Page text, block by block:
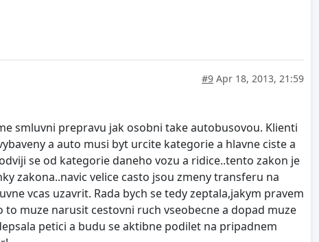
#9 Apr 18, 2013, 21:59
smluvni prepravu jak osobni take autobusovou. Klienti
a auto musi byt urcite kategorie a hlavne ciste a
se od kategorie daneho vozu a ridice..tento zakon je
zakona..navic velice casto jsou zmeny transferu na
vcas uzavrit. Rada bych se tedy zeptala,jakym pravem
muze narusit cestovni ruch vseobecne a dopad muze
petici a budu se aktibne podilet na pripadnem